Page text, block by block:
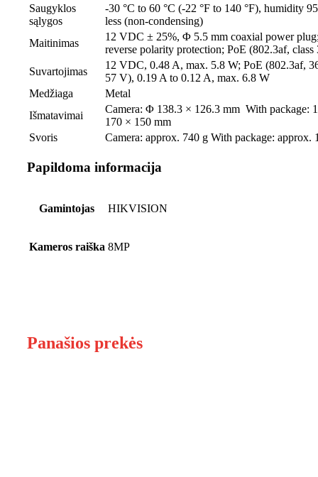
Saugyklos
sąlygos
-30 °C to 60 °C (-22 °F to 140 °F), humidity
less (non-condensing)
Maitinimas
12 VDC ± 25%, Φ 5.5 mm coaxial power
reverse polarity protection; PoE (802.3af, class
Suvartojimas
12 VDC, 0.48 A, max. 5.8 W; PoE (802.3af,
57 V), 0.19 A to 0.12 A, max. 6.8 W
Medžiaga
Metal
Išmatavimai
Camera: Φ 138.3 × 126.3 mm With package:
170 × 150 mm
Svoris
Camera: approx. 740 g With package: approx.
Papildoma informacija
Gamintojas HIKVISION
Kameros raiška 8MP
Panašios prekės